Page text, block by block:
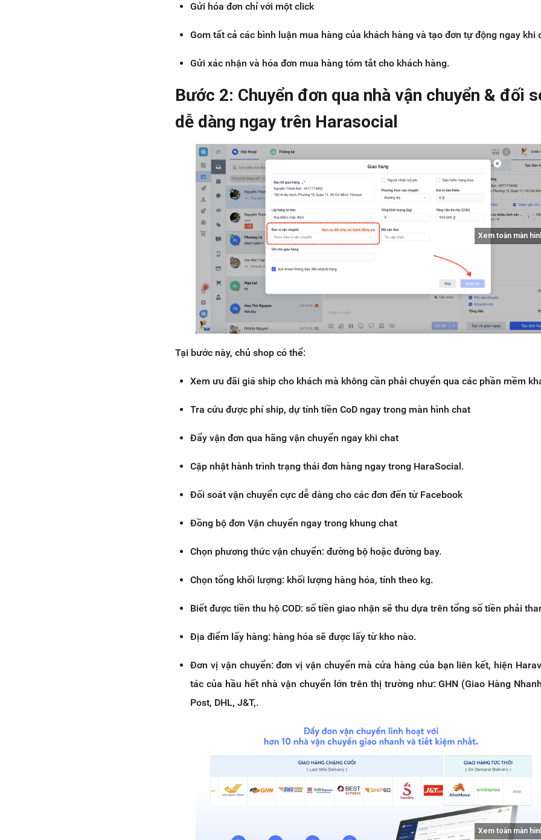
Gửi hóa đơn chỉ với một click
Gom tất cả các bình luận mua hàng của khách hàng và tạo đơn tự động ngay khi
Gửi xác nhận và hóa đơn mua hàng tóm tắt cho khách hàng.
Bước 2: Chuyển đơn qua nhà vận chuyển & đối
dễ dàng ngay trên Harasocial
Xem toàn màn
Tại bước này, chủ shop có thể:
Xem ưu đãi giá ship cho khách mà không cần phải chuyển qua các phần mềm
Tra cứu được phí ship, dự tính tiền CoD ngay trong màn hình chat
Đẩy vận đơn qua hãng vận chuyển ngay khi chat
Cập nhật hành trình trạng thái đơn hàng ngay trong HaraSocial.
Đối soát vận chuyển cực dễ dàng cho các đơn đến từ Facebook
Đồng bộ đơn Vận chuyển ngay trong khung chat
Chọn phương thức vận chuyển: đường bộ hoặc đường bay.
Chọn tổng khối lượng: khối lượng hàng hóa, tính theo kg.
Biết được tiền thu hộ COD: số tiền giao nhận sẽ thu dựa trên tổng số tiền phải
Địa điểm lấy hàng: hàng hóa sẽ được lấy từ kho nào.
Đơn vị vận chuyển: đơn vị vận chuyển mà cửa hàng của bạn liên kết, hiện
tác của hầu hết nhà vận chuyển lớn trên thị trường như: GHN (Giao Hàng
Post, DHL, J&T,.
Xem toàn màn